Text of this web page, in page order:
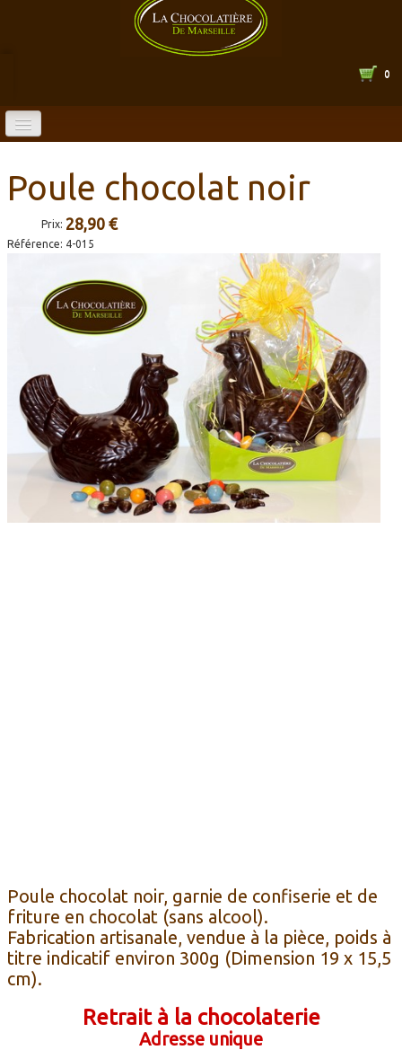
0
BOUTIQUE EN LIGNE
CATALOGUE▼
HORAIRES
ENTREPRISE
Poule chocolat noir
Prix: 28,90 €
Référence: 4-015
Poule chocolat noir, garnie de confiserie et de
friture en chocolat (sans alcool).
Fabrication artisanale, vendue à la pièce, poids à
titre indicatif environ 300g (Dimension 19 x 15,5
cm).
Retrait à la chocolaterie
Adresse unique